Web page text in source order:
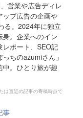
営業や広告ディレ
ップ広告の企画や
る。2024年に独立
身。企業へのイン
レポート、SEO記
ちのazumiさん」
。ひとり旅が趣
は直近の記事の寄稿時点で
事